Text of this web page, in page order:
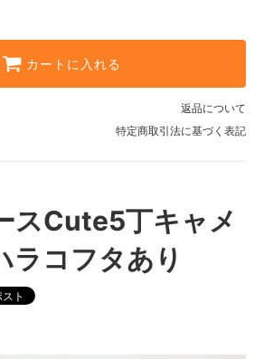
カートに入れる
返品について
特定商取引法に基づく表記
スCute5丁キャメ
ラコフタあり